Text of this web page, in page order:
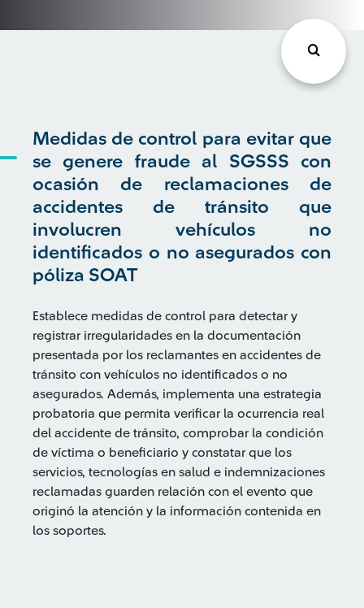
Medidas de control para evitar que
se genere fraude al SGSSS con
ocasión de reclamaciones de
accidentes de tránsito que
involucren vehículos no
identificados o no asegurados con
póliza SOAT
Establece medidas de control para detectar y
registrar irregularidades en la documentación
presentada por los reclamantes en accidentes de
tránsito con vehículos no identificados o no
asegurados. Además, implementa una estrategia
probatoria que permita verificar la ocurrencia real
del accidente de tránsito, comprobar la condición
de víctima o beneficiario y constatar que los
servicios, tecnologías en salud e indemnizaciones
reclamadas guarden relación con el evento que
originó la atención y la información contenida en
los soportes.